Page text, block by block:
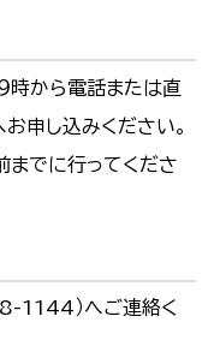
時から電話または直
申し込みください。
までに行ってくださ
1144）へご連絡く